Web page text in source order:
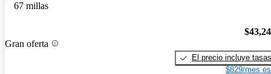
67 millas
Gran oferta
El precio incluye tasas
$829/mes